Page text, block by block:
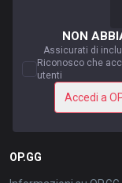
NON
Assicurati di
Riconosco che
utenti
Accedi a
OP.GG